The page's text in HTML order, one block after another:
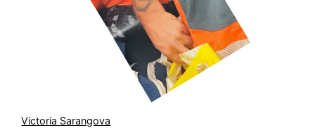
Victoria Sarangova